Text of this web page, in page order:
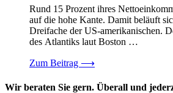
Rund 15 Prozent ihres
auf die hohe Kante. Damit beläuft
Dreifache der US-amerikanischen.
des Atlantiks laut Boston …
Zum Beitrag ⟶
Wir beraten Sie gern. Überall und